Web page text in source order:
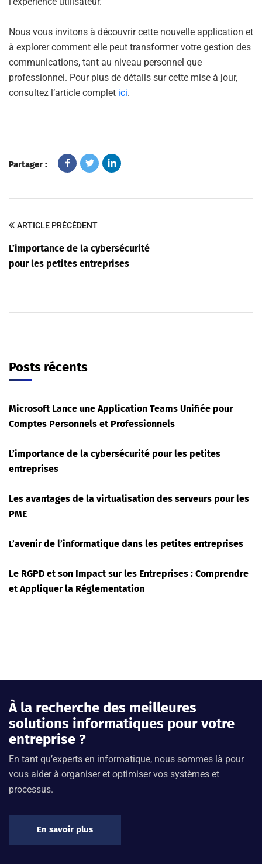
Nous vous invitons à découvrir cette nouvelle application et
à explorer comment elle peut transformer votre gestion des
communications, tant au niveau personnel que
professionnel. Pour plus de détails sur cette mise à jour,
consultez l’article complet ici.
Partager :
ARTICLE PRÉCÉDENT
L’importance de la cybersécurité
pour les petites entreprises
Posts récents
Microsoft Lance une Application Teams Unifiée pour
Comptes Personnels et Professionnels
L’importance de la cybersécurité pour les petites
entreprises
Les avantages de la virtualisation des serveurs pour les
PME
L’avenir de l’informatique dans les petites entreprises
Le RGPD et son Impact sur les Entreprises : Comprendre
et Appliquer la Réglementation
À la recherche des meilleures
solutions informatiques pour votre
entreprise ?
En tant qu’experts en informatique, nous sommes là pour
vous aider à organiser et optimiser vos systèmes et
processus.
En savoir plus